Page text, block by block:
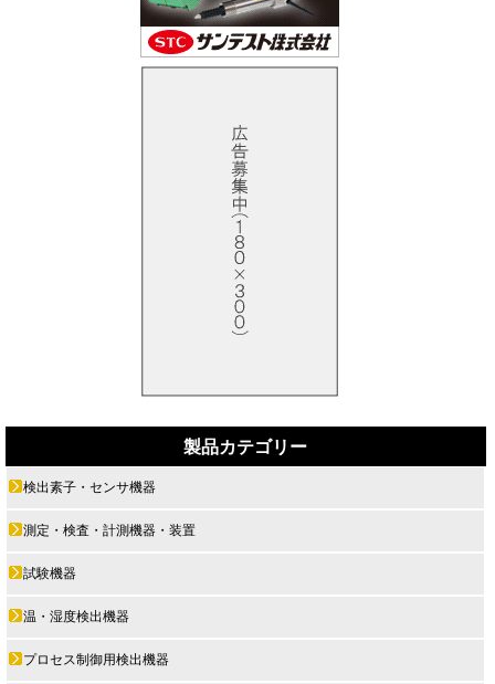
製品カテゴリー
検出素子・センサ機器
測定・検査・計測機器・装置
試験機器
温・湿度検出機器
プロセス制御用検出機器